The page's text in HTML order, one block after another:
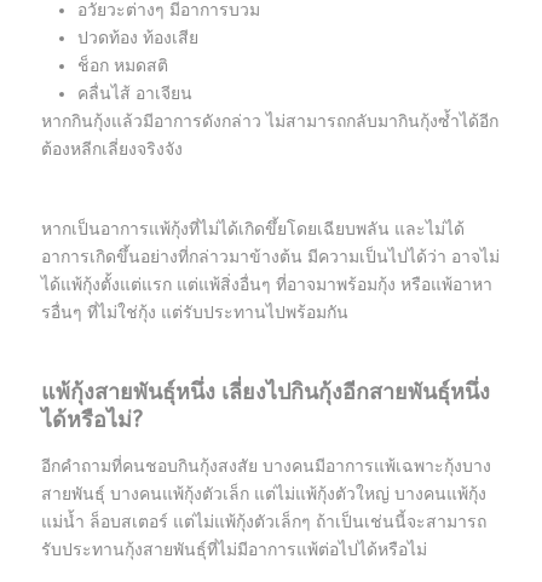
อวัยวะต่างๆ มีอาการบวม
ปวดท้อง ท้องเสีย
ช็อก หมดสติ
คลื่นไส้ อาเจียน
หากกินกุ้งแล้วมีอาการดังกล่าว ไม่สามารถกลับมากินกุ้งซ้ำได้อีก
ต้องหลีกเลี่ยงจริงจัง
หากเป็นอาการแพ้กุ้งที่ไม่ได้เกิดขึ้ยโดยเฉียบพลัน และไม่ได้
อาการเกิดขึ้นอย่างที่กล่าวมาข้างต้น มีความเป็นไปได้ว่า อาจไม่
ได้แพ้กุ้งตั้งแต่แรก แต่แพ้สิ่งอื่นๆ ที่อาจมาพร้อมกุ้ง หรือแพ้อาหา
รอื่นๆ ที่ไม่ใช่กุ้ง แต่รับประทานไปพร้อมกัน
แพ้กุ้งสายพันธุ์หนึ่ง เลี่ยงไปกินกุ้งอีกสายพันธุ์หนึ่ง
ได้หรือไม่?
อีกคำถามที่คนชอบกินกุ้งสงสัย บางคนมีอาการแพ้เฉพาะกุ้งบาง
สายพันธุ์ บางคนแพ้กุ้งตัวเล็ก แต่ไม่แพ้กุ้งตัวใหญ่ บางคนแพ้กุ้ง
แม่น้ำ ล็อบสเตอร์ แต่ไม่แพ้กุ้งตัวเล็กๆ ถ้าเป็นเช่นนี้จะสามารถ
รับประทานกุ้งสายพันธุ์ที่ไม่มีอาการแพ้ต่อไปได้หรือไม่